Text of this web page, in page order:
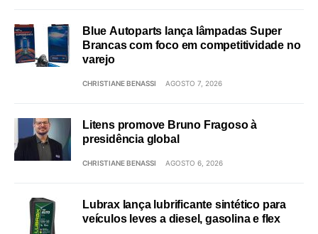
Blue Autoparts lança lâmpadas Super
Brancas com foco em competitividade no
varejo
CHRISTIANE BENASSI AGOSTO 7, 2026
Litens promove Bruno Fragoso à
presidência global
CHRISTIANE BENASSI AGOSTO 6, 2026
Lubrax lança lubrificante sintético para
veículos leves a diesel, gasolina e flex